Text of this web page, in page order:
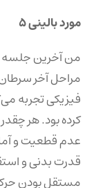
مورد بالینی ۵
مراحل آخر
فیزیکی تجربه
کرده بود. هر
عدم قطعیت و
قدرت بدنی و
مستقل بودن